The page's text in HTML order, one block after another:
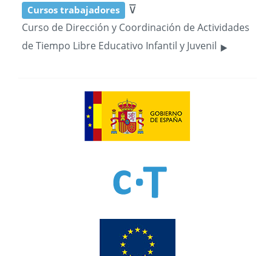
Cursos trabajadores ⊽
Curso de Dirección y Coordinación de Actividades
de Tiempo Libre Educativo Infantil y Juvenil ‣